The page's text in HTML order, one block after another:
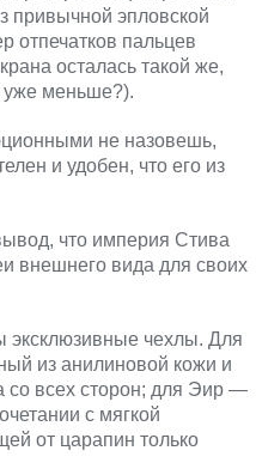
привычной эпловской
отпечатков пальцев
осталась такой же,
уже меньше?).
не назовешь,
и удобен, что его из
что империя Стива
внешнего вида для своих
эксклюзивные чехлы. Для
из анилиновой кожи и
всех сторон; для Эир —
с мягкой
от царапин только